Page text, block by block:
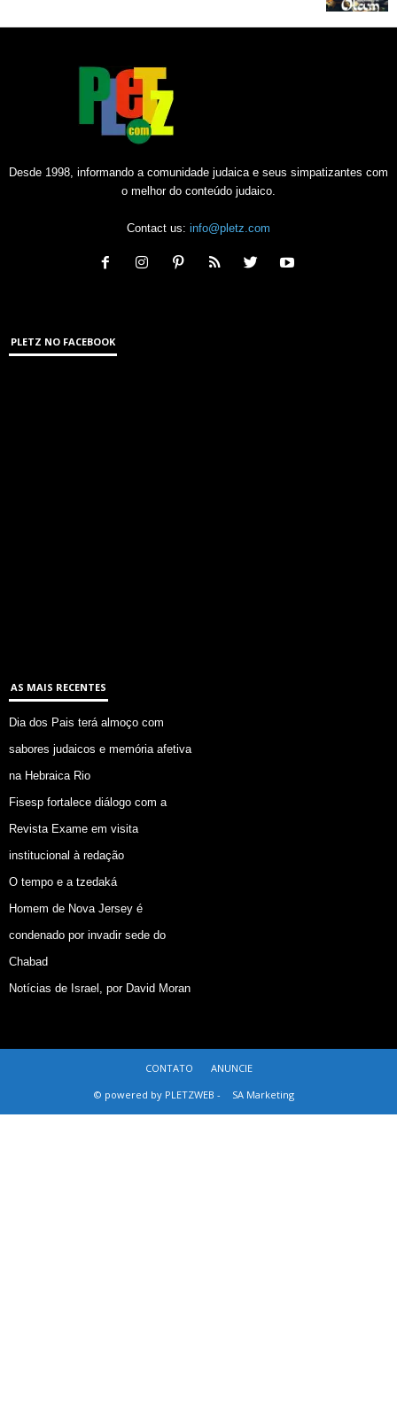
Desde 1998, informando a comunidade judaica e seus simpatizantes com
o melhor do conteúdo judaico.
Contact us: info@pletz.com
PLETZ NO FACEBOOK
AS MAIS RECENTES
Dia dos Pais terá almoço com
sabores judaicos e memória afetiva
na Hebraica Rio
Fisesp fortalece diálogo com a
Revista Exame em visita
institucional à redação
O tempo e a tzedaká
Homem de Nova Jersey é
condenado por invadir sede do
Chabad
Notícias de Israel, por David Moran
CONTATO
ANUNCIE
© powered by PLETZWEB -
SA Marketing